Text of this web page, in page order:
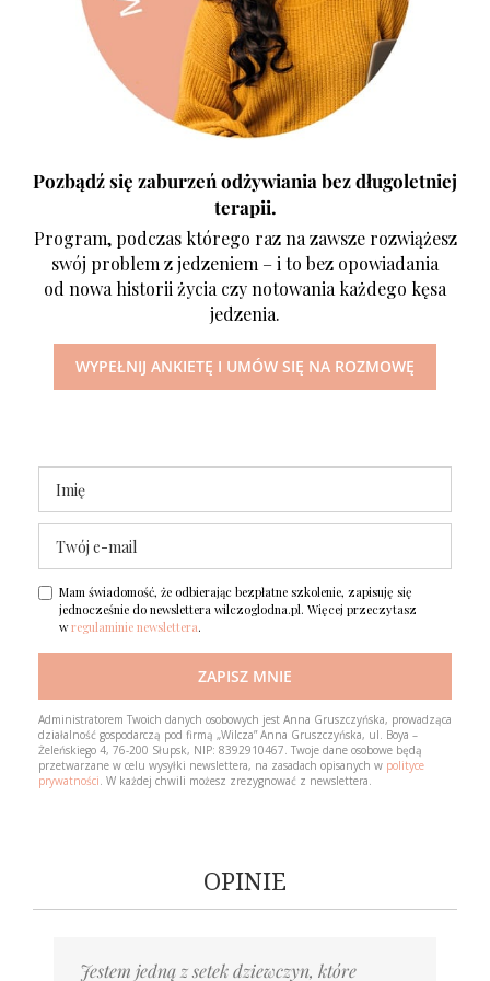
Pozbądź się zaburzeń odżywiania bez długoletniej
terapii.
Program, podczas którego raz na zawsze rozwiążesz
swój problem z jedzeniem – i to bez opowiadania
od nowa historii życia czy notowania każdego kęsa
jedzenia.
WYPEŁNIJ ANKIETĘ I UMÓW SIĘ NA ROZMOWĘ
Mam świadomość, że odbierając bezpłatne szkolenie, zapisuję się
jednocześnie do newslettera wilczoglodna.pl. Więcej przeczytasz
wregulaminie newslettera.
ZAPISZ MNIE
Loading…
Administratorem Twoich danych osobowych jest Anna Gruszczyńska, prowadząca
działalność gospodarczą pod firmą „Wilcza” Anna Gruszczyńska, ul. Boya –
Żeleńskiego 4, 76-200 Słupsk, NIP: 8392910467. Twoje dane osobowe będą
przetwarzane w celu wysyłki newslettera, na zasadach opisanych w polityce
prywatności. W każdej chwili możesz zrezygnować z newslettera.
OPINIE
Jestem jedną z setek dziewczyn, które
Piszę po prawie roku. Możesz mnie
Byłaś pierwszą osobą, której powiedziałem
Gdyby taki kurs pojawił się kiedy miałam
Mentoring to cenne wskazówki i wsparcie;
Ponad rok temu trafiłam na twój Blog.
Nie myślałam, że wyjście z zaburzeń
Trzy miesiące temu pisałam do Ciebie list